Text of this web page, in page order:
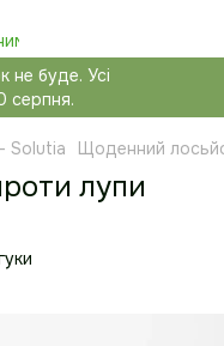
не буде. Усі
серпня.
Solutia Щоденний
лупи